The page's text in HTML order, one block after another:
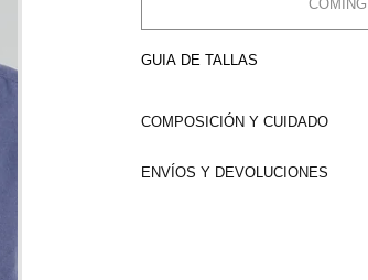
GUIA DE TALLAS
COMPOSICIÓN Y CUIDADO
ENVÍOS Y DEVOLUCIONES